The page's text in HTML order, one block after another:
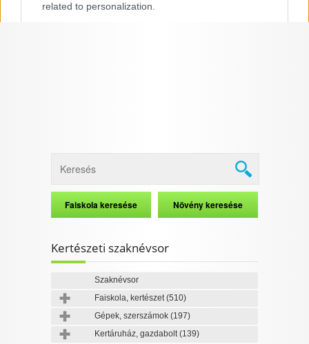
related to personalization.
Data Deletion Data Access Privacy Policy
Kertészeti szaknévsor
Szaknévsor
Faiskola, kertészet(510)
Gépek, szerszámok (197)
Kertáruház, gazdabolt(139)